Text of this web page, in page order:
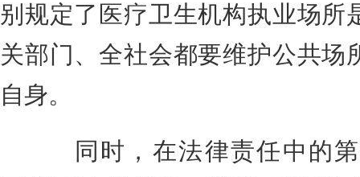
别规定了医疗卫生机构执业场所
关部门、全社会都要维护公共场
自身。
同时，在法律责任中的第